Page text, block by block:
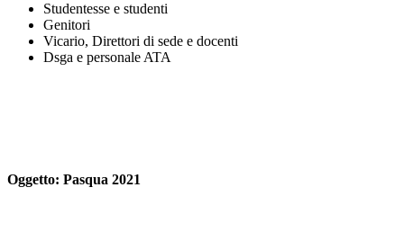
Studentesse e studenti
Genitori
Vicario, Direttori di sede e docenti
Dsga e personale ATA
Oggetto: Pasqua 2021